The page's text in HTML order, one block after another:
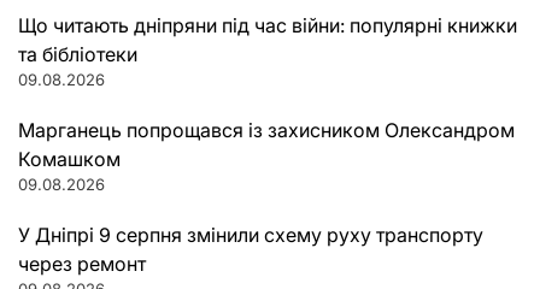
Що читають дніпряни під час війни: популярні книжки
та бібліотеки
09.08.2026
Марганець попрощався із захисником Олександром
Комашком
09.08.2026
У Дніпрі 9 серпня змінили схему руху транспорту
через ремонт